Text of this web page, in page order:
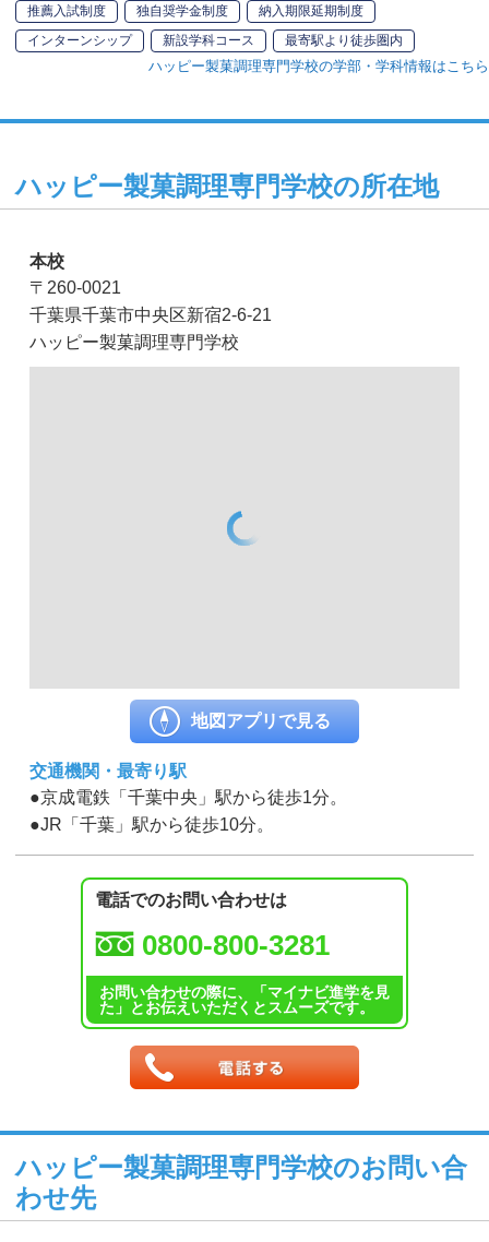
推薦入試制度 独自奨学金制度
納入期限延期制度
インターンシップ
新設学科コース 最寄駅より徒歩圏内
ハッピー製菓調理専門学校の学部・学科情報はこちら
ハッピー製菓調理専門学校の所在地
本校
〒260-0021
千葉県千葉市中央区新宿2-6-21
ハッピー製菓調理専門学校
地図アプリで見る
交通機関・最寄り駅
●京成電鉄「千葉中央」駅から徒歩1分。
●JR「千葉」駅から徒歩10分。
電話でのお問い合わせは
0800-800-3281
お問い合わせの際に、「マイナビ進学を見
た」とお伝えいただくとスムーズです。
ハッピー製菓調理専門学校のお問い合
わせ先